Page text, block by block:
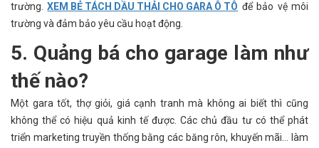
trường.XEM BẺ TÁCH DẦU THẢI CHO GARA Ô TÔ để bảo vệ môi
trường và đảm bảo yêu cầu hoạt động.
5. Quảng bá cho garage làm như
thế nào?
Một gara tốt, thợ giỏi, giá cạnh tranh mà không ai biết thì cũng
không thể có hiệu quả kinh tế được. Các chủ đầu tư có thể phát
triển marketing truyền thống bằng các băng rôn, khuyến mãi… làm